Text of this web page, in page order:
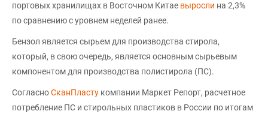
портовых хранилищах в Восточном Китае выросли на 2,3%
по сравнению с уровнем неделей ранее.
Бензол является сырьем для производства стирола,
который, в свою очередь, является основным сырьевым
компонентом для производства полистирола (ПС).
СогласноСканПласту компании Маркет Репорт, расчетное
потребление ПС и стирольных пластиков в России по итогам